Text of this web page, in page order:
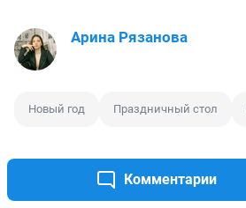
Комментарии
Арина Рязанова
Новый год Праздничный стол
1 0